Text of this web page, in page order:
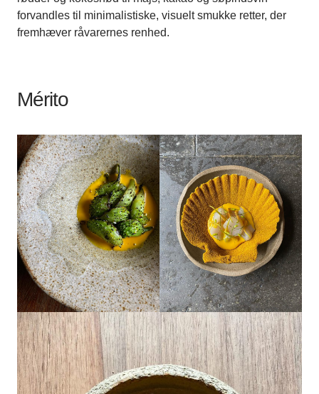
forvandles til minimalistiske, visuelt smukke retter, der
fremhæver råvarernes renhed.
Mérito